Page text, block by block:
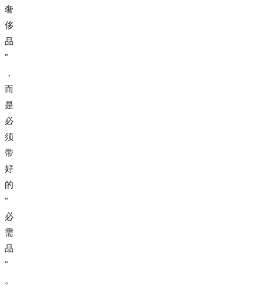
奢
侈
品
”
，
而
是
必
须
带
好
的
“
必
需
品
”
。